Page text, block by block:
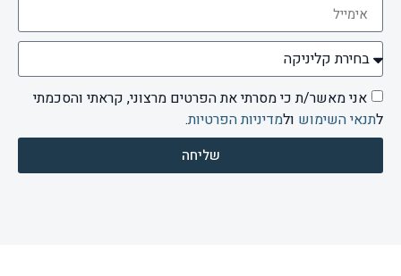
אני מאשר/ת כי מסרתי את הפרטים מרצוני, קראתי והסכמתי
לתנאי השימוש ולמדיניות הפרטיות.
שליחה